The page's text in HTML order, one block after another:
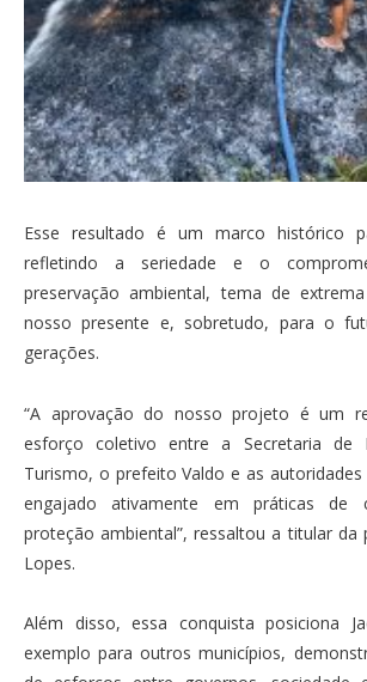
Esse resultado é um marco histórico
refletindo a seriedade e o
preservação ambiental, tema de
nosso presente e, sobretudo, para o
gerações.
“A aprovação do nosso projeto é um
esforço coletivo entre a Secretaria de
Turismo, o prefeito Valdo e as
engajado ativamente em práticas de
proteção ambiental”, ressaltou a titular da
Lopes.
Além disso, essa conquista posiciona
exemplo para outros municípios,